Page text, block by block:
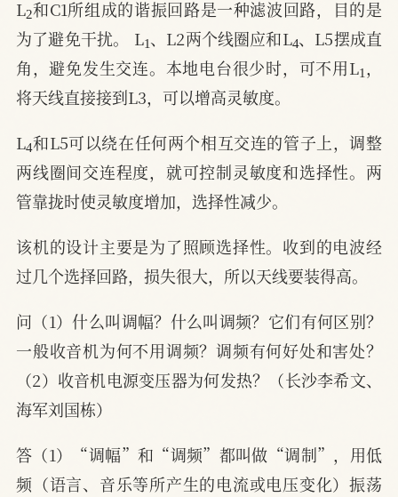
L 和C1所组成的谐振回路是一种滤波回路，目的是
为了避免干扰。 L1、L2两个线圈应和L4、L5摆成直
角，避免发生交连。本地电台很少时，可不用L1，
将天线直接接到L3，可以增高灵敏度。
L 和L5可以绕在任何两个相互交连的管子上，调整
两线圈间交连程度，就可控制灵敏度和选择性。两
管靠拢时使灵敏度增加，选择性减少。
该机的设计主要是为了照顾选择性。收到的电波经
过几个选择回路，损失很大，所以天线要装得高。
问（1）什么叫调幅？什么叫调频？它们有何区别？
一般收音机为何不用调频？调频有何好处和害处？
（2）收音机电源变压器为何发热？（长沙李希文、
海军刘国栋）
答（1）“调幅”和“调频”都叫做“调制”，用低
频（语言、音乐等所产生的电流或电压变化）振荡